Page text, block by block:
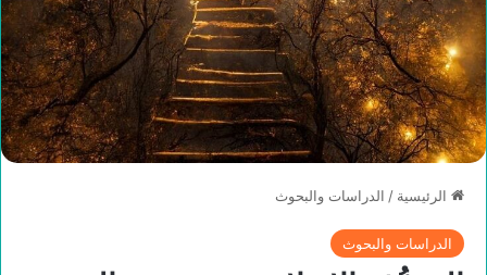
الرئيسية / الدراسات والبحوث
الدراسات والبحوث